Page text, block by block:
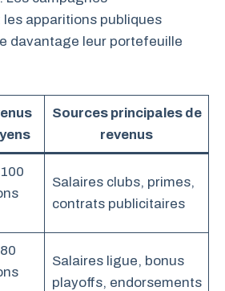
apparitions publiques
davantage leur portefeuille
Sources principales de
revenus
Salaires clubs, primes,
contrats publicitaires
Salaires ligue, bonus
playoffs, endorsements